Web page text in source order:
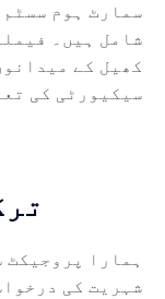
سمارٹ ہوم
شامل ہیں۔
سیکیورٹی کی
ہمارا پروجیکٹ شہریت
شہریت کی